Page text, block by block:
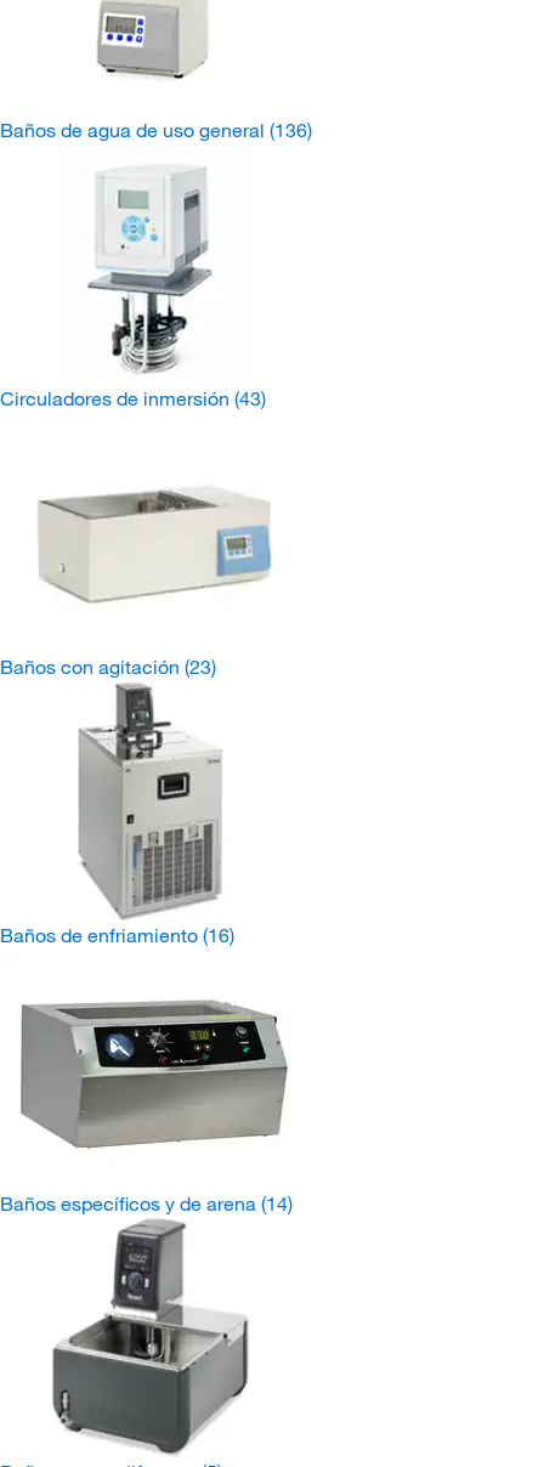
Baños de agua de uso general (136)
Circuladores de inmersión (43)
Baños con agitación (23)
Baños de enfriamiento (16)
Baños específicos y de arena (14)